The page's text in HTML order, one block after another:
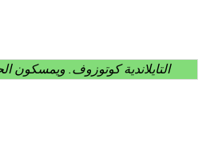
التايلاندية كوتوزوف. ويمسكون